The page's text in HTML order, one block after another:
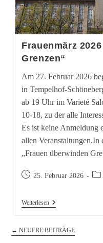
Frauenmärz
Grenzen“
Am 27. Februar 2026
in Tempelhof-
ab 19 Uhr im Varieté
10-18, zu der alle
Es ist keine Anmeldung
allen Veranstaltungen.In
„Frauen überwinden
Beitrag25. Februar 2026
WeiterlesenFrauenmärz
„Frauen
Überwinden
← NEUERE BEITRÄGE